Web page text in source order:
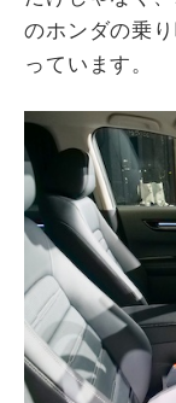
のホンダの乗
っています。